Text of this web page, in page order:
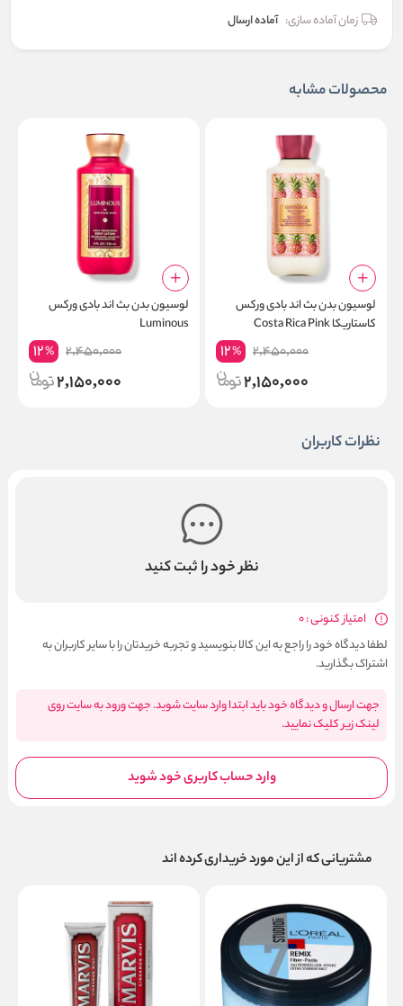
زمان آماده سازی: آماده ارسال
محصولات مشابه
لوسیون بدن بث اند بادی ورکس
کاستاریکا Costa Rica Pink
2,450,000
12%
2,150,000
لوسیون بدن بث اند بادی ورکس
Luminous
2,450,000
12%
2,150,000
نظرات کاربران
نظر خود را ثبت کنید
امتیاز کنونی : 0
لطفا دیدگاه خود را راجع به این کالا بنویسید و تجربه خریدتان را با سایر کاربران به
اشتراک بگذارید.
جهت ارسال و دیدگاه خود باید ابتدا وارد سایت شوید. جهت ورود به سایت روی
لینک زیر کلیک نمایید.
وارد حساب کاربری خود شوید
مشتریانی که از این مورد خریداری کرده اند